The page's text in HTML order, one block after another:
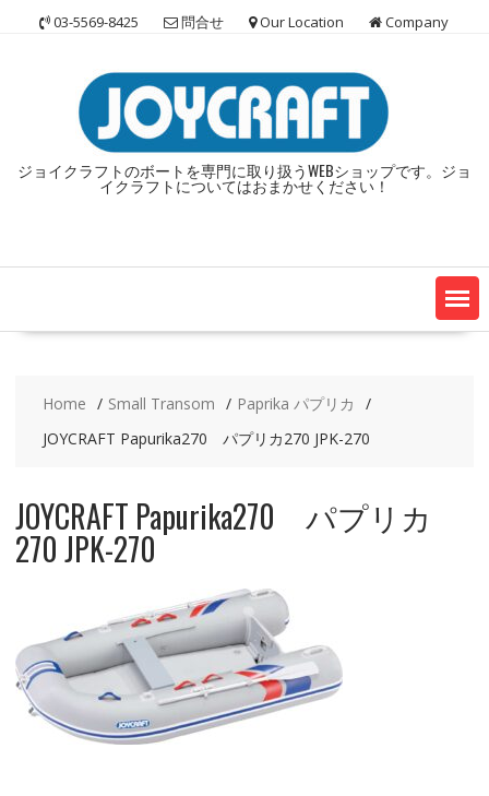
03-5569-8425 問合せ Our Location Company
ジョイクラフトのボートを専門に取り扱うWEBショップです。ジョ
イクラフトについてはおまかせください！
Home Small Transom
Paprika パプリカ
JOYCRAFT Papurika270 パプリカ270 JPK-270
JOYCRAFT Papurika270 パプリカ
270 JPK-270